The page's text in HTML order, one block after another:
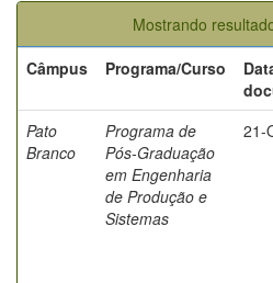
Mostrando
Câmpus
Programa/Curso
Pato
Branco
Programa de
Pós-Graduação
em Engenharia
de Produção e
Sistemas
21-